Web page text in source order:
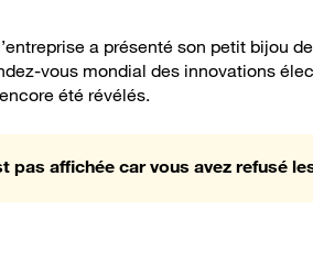
a présenté son petit bijou
vous mondial des innovations
été révélés.
pas affichée car vous avez refusé